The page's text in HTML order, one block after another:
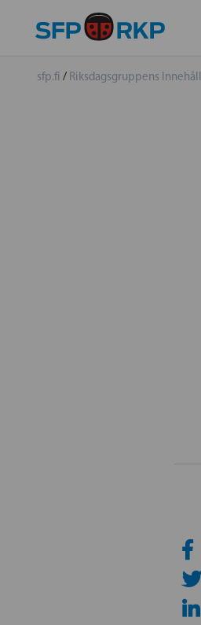
sfp.fi / Riksdagsgruppens Innehåll